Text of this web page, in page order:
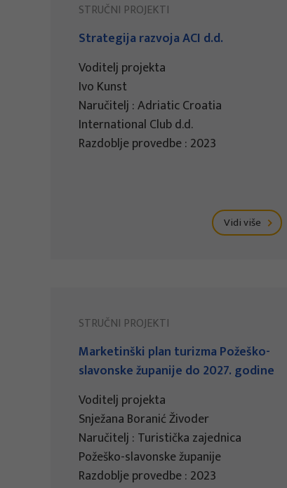
STRUČNI PROJEKTI
Strategija razvoja ACI d.d.
Voditelj projekta
Ivo Kunst
Naručitelj : Adriatic Croatia
International Club d.d.
Razdoblje provedbe : 2023
Vidi više
STRUČNI PROJEKTI
Marketinški plan turizma Požeško-
slavonske županije do 2027. godine
Voditelj projekta
Snježana Boranić Živoder
Naručitelj : Turistička zajednica
Požeško-slavonske županije
Razdoblje provedbe : 2023